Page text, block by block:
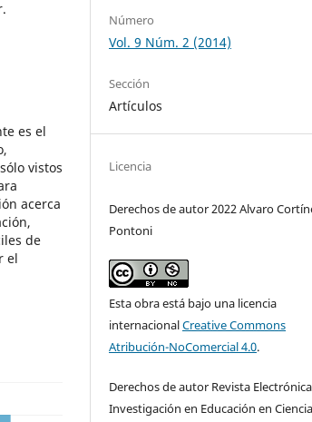
es el
vistos
acerca
de
el
Número
Vol. 9 Núm. 2 (2014)
Sección
Artículos
Licencia
Derechos de autor 2022 Alvaro
Pontoni
Esta obra está bajo una licencia
internacionalCreative Commons
Atribución-NoComercial 4.0.
Derechos de autor Revista
Investigación en Educación en